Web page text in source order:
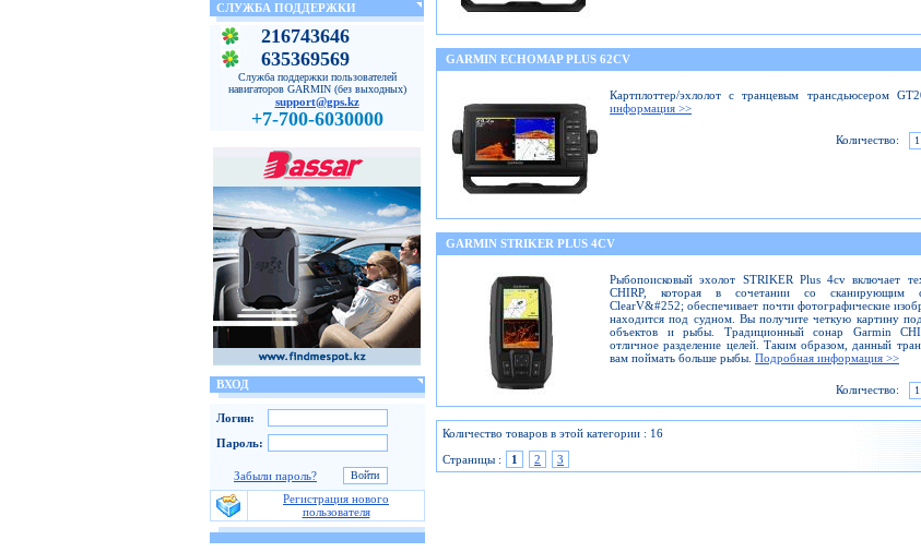
СЛУЖБА ПОДДЕРЖКИ
216743646
635369569
Служба поддержки пользователей
навигаторов GARMIN (без выходных)
support@gps.kz
+7-700-6030000
ВХОД
Логин:
Пароль:
Забыли пароль?
Регистрация нового
пользователя
GARMIN ECHOMAP PLUS 62CV
Картплоттер/эхлолот с транцевым трансдьюсером
информация >>
Количество:
GARMIN STRIKER PLUS 4CV
Рыбопоисковый эхолот STRIKER Plus 4cv включает
CHIRP, которая в сочетании со сканирующим
ClearV&#252; обеспечивает почти фотографические
находится под судном. Вы получите четкую картину
объектов и рыбы. Традиционный сонар Garmin
отличное разделение целей. Таким образом, данный
вам поймать больше рыбы. Подробная информация >>
Количество:
Количество товаров в этой категории : 16
Страницы :
1 2 3